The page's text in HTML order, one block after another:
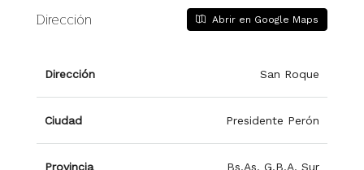
Dirección Abrir en Google Maps
Dirección San Roque
Ciudad Presidente Perón
Provincia Bs.As. G.B.A. Sur